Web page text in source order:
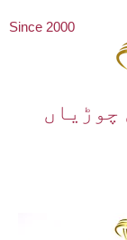
Since 2000
چوڑیاں